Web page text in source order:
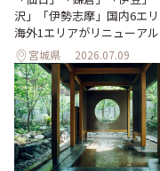
沢」「伊勢志摩」国内6エ
海外1エリアがリニューアル
宮城県 2026.07.09